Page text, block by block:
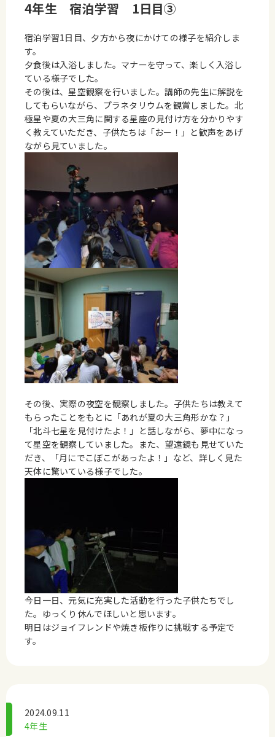
4年生 宿泊学習 1日目③
宿泊学習1日目、夕方から夜にかけての様子を紹介しま
す。
夕食後は入浴しました。マナーを守って、楽しく入浴し
ている様子でした。
その後は、星空観察を行いました。講師の先生に解説を
してもらいながら、プラネタリウムを観賞しました。北
極星や夏の大三角に関する星座の見付け方を分かりやす
く教えていただき、子供たちは「おー！」と歓声をあげ
ながら見ていました。
その後、実際の夜空を観察しました。子供たちは教えて
もらったことをもとに「あれが夏の大三角形かな？」
「北斗七星を見付けたよ！」と話しながら、夢中になっ
て星空を観察していました。また、望遠鏡も見せていた
だき、「月にでこぼこがあったよ！」など、詳しく見た
天体に驚いている様子でした。
今日一日、元気に充実した活動を行った子供たちでし
た。ゆっくり休んでほしいと思います。
明日はジョイフレンドや焼き板作りに挑戦する予定で
す。
2024.09.11
4年生